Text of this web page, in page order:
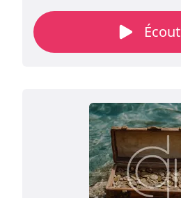
païenne et dresse un
conséquences du péché
chrétiens.